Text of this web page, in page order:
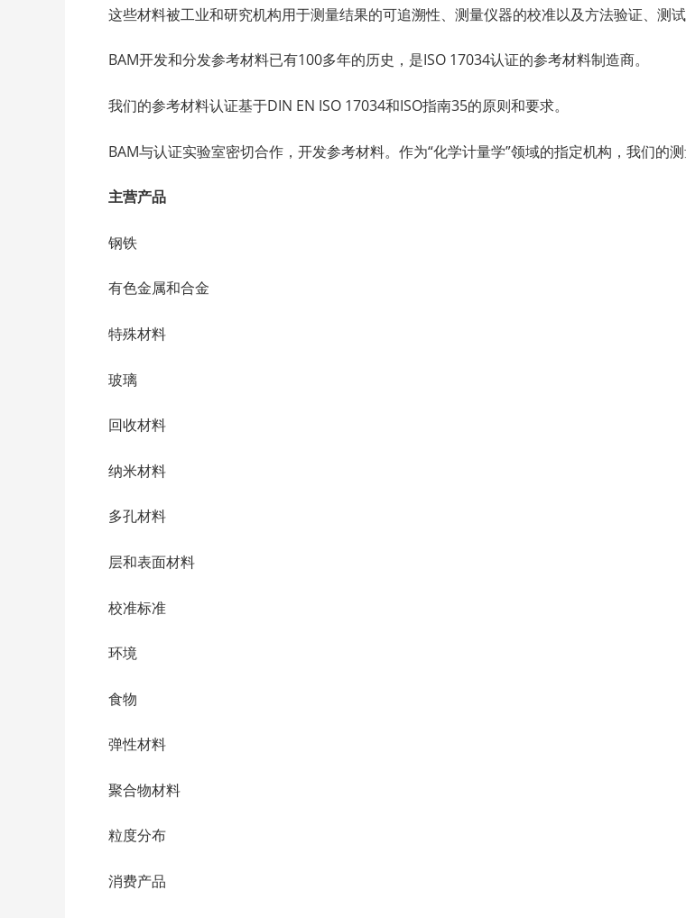
这些材料被工业和研究机构用于测量结果的可追溯性、测量仪器的校准以及方法验证、测试
BAM开发和分发参考材料已有100多年的历史，是ISO 17034认证的参考材料制造商。
我们的参考材料认证基于DIN EN ISO 17034和ISO指南35的原则和要求。
BAM与认证实验室密切合作，开发参考材料。作为“化学计量学”领域的指定机构，我们的
主营产品
钢铁
有色金属和合金
特殊材料
玻璃
回收材料
纳米材料
多孔材料
层和表面材料
校准标准
环境
食物
弹性材料
聚合物材料
粒度分布
消费产品